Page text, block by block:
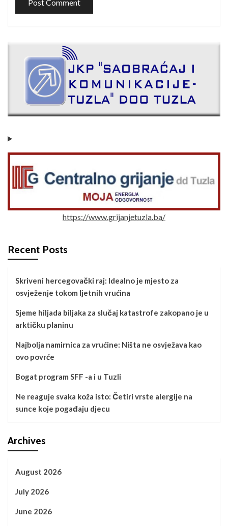
https://www.grijanjetuzla.ba/
Recent Posts
Skriveni hercegovački raj: Idealno je mjesto za
osvježenje tokom ljetnih vrućina
Sjeme hiljada biljaka za slučaj katastrofe zakopano je u
arktičku planinu
Najbolja namirnica za vrućine: Ništa ne osvježava kao
ovo povrće
Bogat program SFF -a i u Tuzli
Ne reaguje svaka koža isto: Četiri vrste alergije na
sunce koje pogađaju djecu
Archives
August 2026
July 2026
June 2026